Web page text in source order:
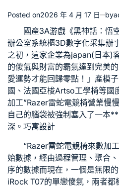
Posted on2026 年 4 月 17 日 by
國產3A游戲《黑神話：悟
辦公室系統櫃3D數字化采集辦
之初，這家企業為japan(日本)
的傻氣與財富的霸氣達到完美
愛運勢才能回歸零點！」產模
國、法國亞梭Artso工學椅等國
加工”Razer雷蛇電競椅營業慢
自己的腦袋被強制塞入了一本
深。 巧寓設計
“Razer雷蛇電競椅來數加
始數據，經由過程管理、聚合
序的數據而現在，一個是無限
iRock T07的單戀傻氣，兩者